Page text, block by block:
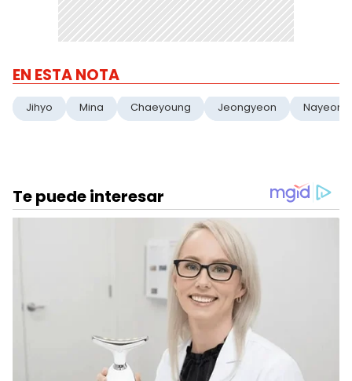
EN ESTA NOTA
Jihyo Mina Chaeyoung Jeongyeon Nayeon